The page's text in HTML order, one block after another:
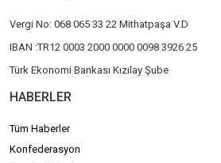
Vergi No: 068 065 33 22 Mithatpaşa V.D
IBAN :TR12 0003 2000 0000 0098 3926 25
Türk Ekonomi Bankası Kızılay Şube
HABERLER
Tüm Haberler
Konfederasyon